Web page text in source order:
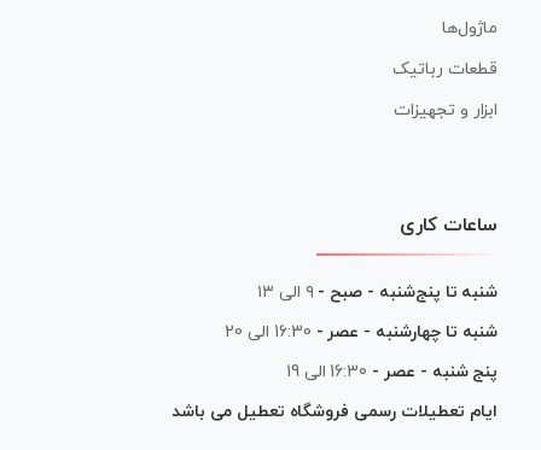
ماژول‌ها
قطعات رباتیک
ابزار و تجهیزات
ساعات کاری
شنبه تا پنج‌شنبه - صبح - ۹ الی ۱۳
شنبه تا چهارشنبه - عصر - 16:30 الی 20
پنج شنبه - عصر - 16:30 الی 19
ایام تعطیلات رسمی فروشگاه تعطیل می باشد